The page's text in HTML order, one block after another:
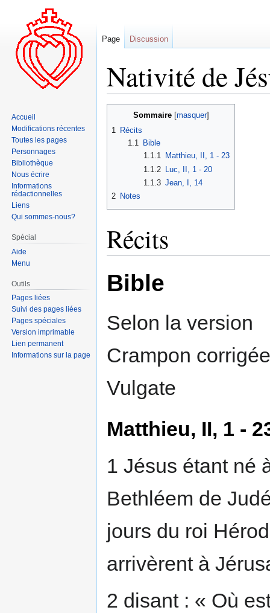
Nativité de
navigation
Sommaire
1 Récits
1.1
Bible
1.1.1 Matthieu, II, 1 - 23
1.1.2
Luc, II, 1 - 20
1.1.3 Jean, I, 14
2 Notes
Récits
Bible
Selon la version
Crampon
Vulgate
Matthieu, II, 1 -
1 Jésus étant né
Bethléem de
jours du roi
arrivèrent à
2 disant : « Où
Page Discussion
Accueil
Modifications récentes
Toutes les pages
Personnages
Bibliothèque
Nous écrire
Informations
rédactionnelles
Liens
Qui sommes-nous?
Spécial
Aide
Menu
Outils
Pages liées
Suivi des pages liées
Pages spéciales
Version imprimable
Lien permanent
Informations sur la page